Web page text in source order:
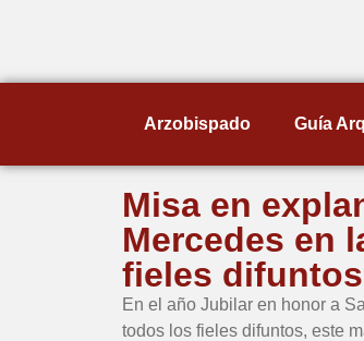
Arzobispado Guía
Misa en
Mercedes en
fieles difuntos
En el año Jubilar en honor a
todos los fieles difuntos, este